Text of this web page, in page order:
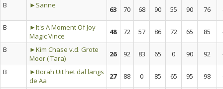
B
►Sanne 63 70 68 90 55 90 76
B
►It's A Moment Of Joy
Magic Vince
48 72 57 86 72 65 85
B
►Kim Chase v.d. Grote
Moor ( Tara)
26 92 83 65 0 90 92
B
►Borah Uit het dal langs
de Aa
27 88 0 85 65 95 98